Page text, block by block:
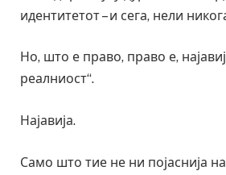
идентитетот – и сега, нели
Но, што е право, право е,
реалниост“.
Најавија.
Само што тие не ни појаснија